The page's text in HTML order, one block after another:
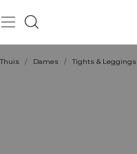
Thuis / Dames / Tights & Leggings